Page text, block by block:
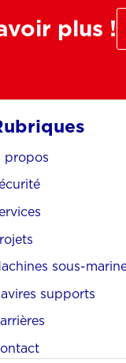
plus !
propos
sous-
supports